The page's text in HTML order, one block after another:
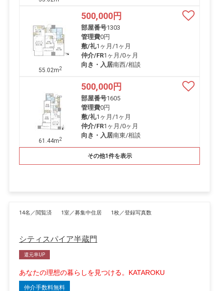
55.02m2
500,000円
部屋番号1303
管理費0円
敷/礼1ヶ月 /1ヶ月
仲介/FR1ヶ月 /0ヶ月
向き・入居南西/相談
61.44m2
500,000円
部屋番号1605
管理費0円
敷/礼1ヶ月 /1ヶ月
仲介/FR1ヶ月 /0ヶ月
向き・入居南東/相談
その他1件を表示
14名／閲覧済 1室／募集中住居 1枚／登録写真数
シティスパイア半蔵門
還元率UP
あなたの理想の暮らしを見つける。KATAROKU
仲介手数料無料